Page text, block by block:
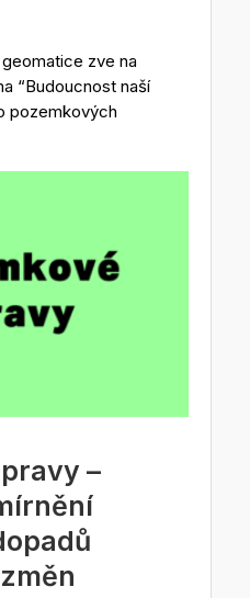
zve na
“Budoucnost naší
pozemkových
–